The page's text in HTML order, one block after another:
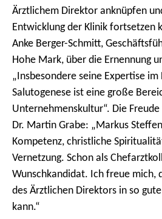
Ärztlichem Direktor anknüpfen
Entwicklung der Klinik fortsetzen
Anke Berger-Schmitt,
Hohe Mark, über die Ernennung
„Insbesondere seine Expertise im
Salutogenese ist eine große
Unternehmenskultur“. Die
Dr. Martin Grabe: „Markus
Kompetenz, christliche
Vernetzung. Schon als
Wunschkandidat. Ich freue mich,
des Ärztlichen Direktors in so
kann.“